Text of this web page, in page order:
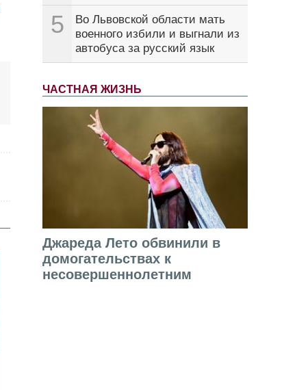
5
Во Львовской области мать
военного избили и выгнали из
автобуса за русский язык
ЧАСТНАЯ ЖИЗНЬ
Джареда Лето обвинили в
домогательствах к
несовершеннолетним